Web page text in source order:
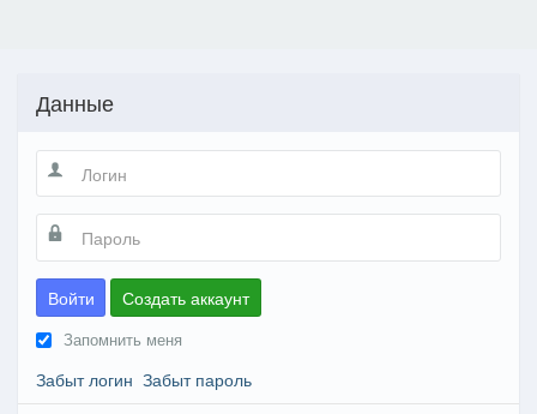
Данные
Войти Создать аккаунт
Запомнить меня
Забыт логин Забыт пароль